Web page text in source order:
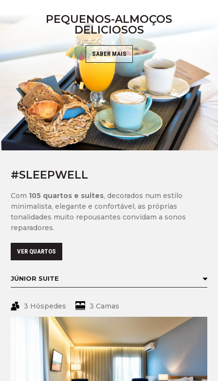
PEQUENOS-ALMOÇOS
DELICIOSOS
SABER MAIS
#SLEEPWELL
Com 105 quartos e suites, decorados num estilo
minimalista, elegante e confortável, as próprias
tonalidades muito repousantes convidam a sonos
reparadores.
VER QUARTOS
3 Hóspedes 3 Camas